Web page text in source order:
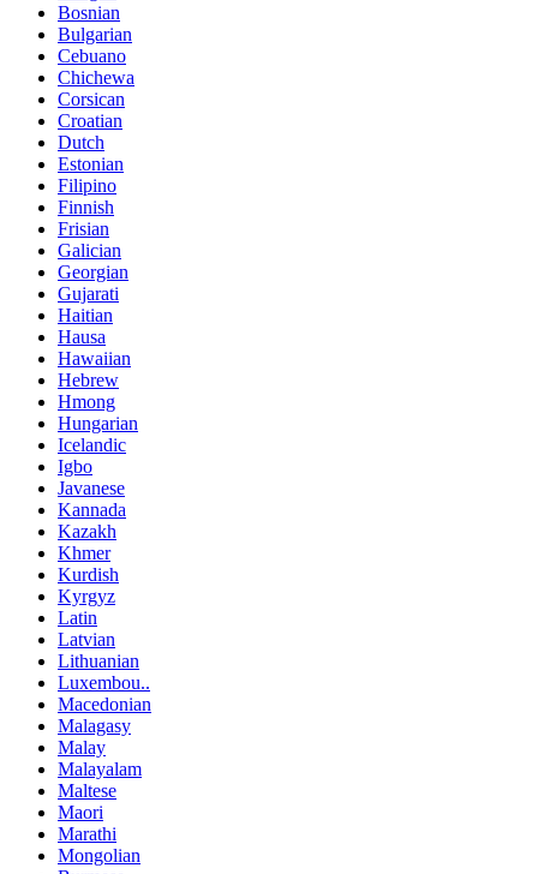
Bosnian
Bulgarian
Cebuano
Chichewa
Corsican
Croatian
Dutch
Estonian
Filipino
Finnish
Frisian
Galician
Georgian
Gujarati
Haitian
Hausa
Hawaiian
Hebrew
Hmong
Hungarian
Icelandic
Igbo
Javanese
Kannada
Kazakh
Khmer
Kurdish
Kyrgyz
Latin
Latvian
Lithuanian
Luxembou..
Macedonian
Malagasy
Malay
Malayalam
Maltese
Maori
Marathi
Mongolian